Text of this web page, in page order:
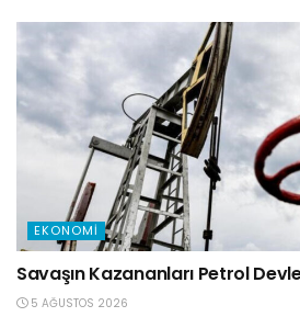
EKONOMI
Savaşın Kazananları Petrol
5 AĞUSTOS 2026